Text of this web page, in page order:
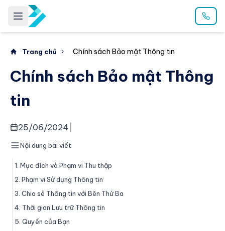
Trang chủ Chính sách Bảo mật Thông tin
Chính sách Bảo mật Thông
tin
25/06/2024
Nội dung bài viết
1. Mục đích và Phạm vi Thu thập
2. Phạm vi Sử dụng Thông tin
3. Chia sẻ Thông tin với Bên Thứ Ba
4. Thời gian Lưu trữ Thông tin
5. Quyền của Bạn